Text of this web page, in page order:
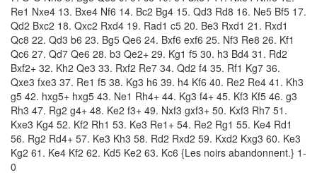
Re1 Nxe4 13. Bxe4 Nf6 14. Bc2 Bg4 15. Qd3 Rd8 16. Ne5 Bf5 17.
Qd2 Bxc2 18. Qxc2 Rxd4 19. Rad1 c5 20. Be3 Rxd1 21. Rxd1
Qc8 22. Qd3 b6 23. Bg5 Qe6 24. Bxf6 exf6 25. Nf3 Re8 26. Kf1
Qc6 27. Qd7 Qe6 28. b3 Qe2+ 29. Kg1 f5 30. h3 Bd4 31. Rd2
Bxf2+ 32. Kh2 Qe3 33. Rxf2 Re7 34. Qd2 f4 35. Rf1 Kg7 36.
Qxe3 fxe3 37. Re1 f5 38. Kg3 h6 39. h4 Kf6 40. Re2 Re4 41. Kh3
g5 42. hxg5+ hxg5 43. Ne1 Rh4+ 44. Kg3 f4+ 45. Kf3 Kf5 46. g3
Rh3 47. Rg2 g4+ 48. Ke2 f3+ 49. Nxf3 gxf3+ 50. Kxf3 Rh7 51.
Kxe3 Kg4 52. Kf2 Rh1 53. Ke3 Re1+ 54. Re2 Rg1 55. Ke4 Rd1
56. Rg2 Rd4+ 57. Ke3 Kh3 58. Rd2 Rxd2 59. Kxd2 Kxg3 60. Ke3
Kg2 61. Ke4 Kf2 62. Kd5 Ke2 63. Kc6 {Les noirs abandonnent.} 1-
0